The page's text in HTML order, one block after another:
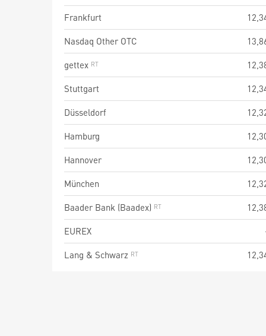
Frankfurt
Nasdaq Other OTC
gettex
Stuttgart
Düsseldorf
Hamburg
Hannover
München
Baader Bank (Baadex)
EUREX
Lang & Schwarz